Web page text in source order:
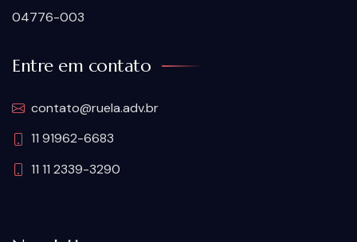
04776-003
Entre em contato
contato@ruela.adv.br
11 91962-6683
11 11 2339-3290